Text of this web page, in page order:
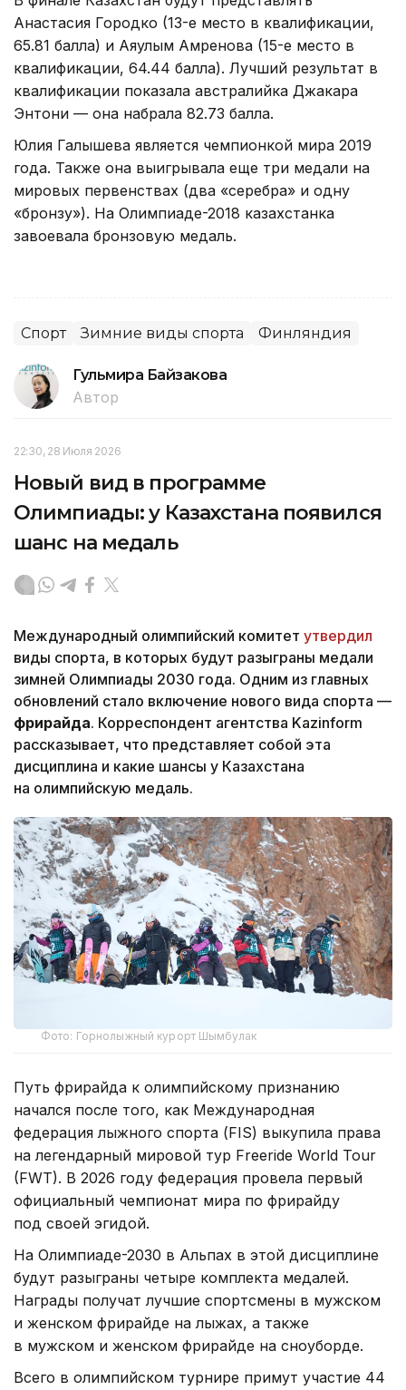
Анастасия Городко (13-е место в квалификации,
65.81 балла) и Аяулым Амренова (15-е место в
квалификации, 64.44 балла). Лучший результат в
квалификации показала австралийка Джакара
Энтони — она набрала 82.73 балла.
Юлия Галышева является чемпионкой мира 2019
года. Также она выигрывала еще три медали на
мировых первенствах (два «серебра» и одну
«бронзу»). На Олимпиаде-2018 казахстанка
завоевала бронзовую медаль.
Спорт Зимние виды спорта Финляндия
Гульмира Байзакова
Автор
22:30, 28 Июля 2026
Новый вид в программе
Олимпиады: у Казахстана появился
шанс на медаль
Международный олимпийский комитет утвердил
виды спорта, в которых будут разыграны медали
зимней Олимпиады 2030 года. Одним из главных
обновлений стало включение нового вида спорта —
фрирайда. Корреспондент агентства Kazinform
рассказывает, что представляет собой эта
дисциплина и какие шансы у Казахстана
на олимпийскую медаль.
Фото: Горнолыжный курорт Шымбулак
Путь фрирайда к олимпийскому признанию
начался после того, как Международная
федерация лыжного спорта (FIS) выкупила права
на легендарный мировой тур Freeride World Tour
(FWT). В 2026 году федерация провела первый
официальный чемпионат мира по фрирайду
под своей эгидой.
На Олимпиаде-2030 в Альпах в этой дисциплине
будут разыграны четыре комплекта медалей.
Награды получат лучшие спортсмены в мужском
и женском фрирайде на лыжах, а также
в мужском и женском фрирайде на сноуборде.
Всего в олимпийском турнире примут участие 44